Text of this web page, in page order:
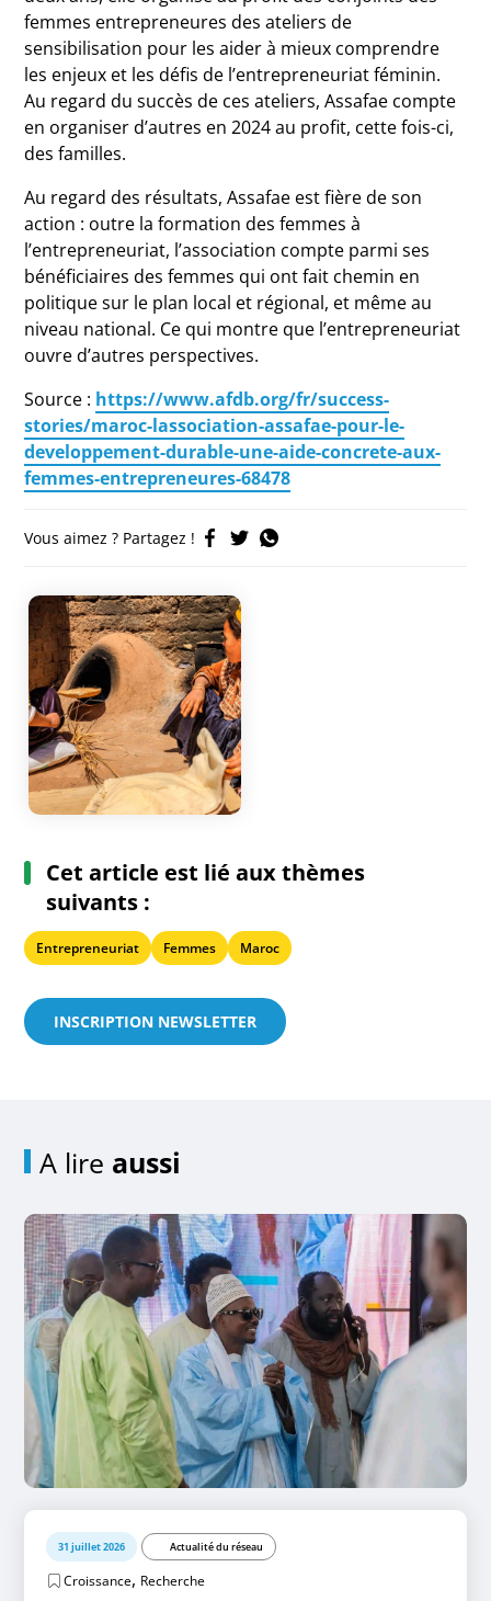
femmes entrepreneures des ateliers de
sensibilisation pour les aider à mieux comprendre
les enjeux et les défis de l’entrepreneuriat féminin.
Au regard du succès de ces ateliers, Assafae compte
en organiser d’autres en 2024 au profit, cette fois-ci,
des familles.
Au regard des résultats, Assafae est fière de son
action : outre la formation des femmes à
l’entrepreneuriat, l’association compte parmi ses
bénéficiaires des femmes qui ont fait chemin en
politique sur le plan local et régional, et même au
niveau national. Ce qui montre que l’entrepreneuriat
ouvre d’autres perspectives.
Source : https://www.afdb.org/fr/success-
stories/maroc-lassociation-assafae-pour-le-
developpement-durable-une-aide-concrete-aux-
femmes-entrepreneures-68478
Vous aimez ? Partagez !
Cet article est lié aux thèmes
suivants :
Entrepreneuriat Femmes Maroc
INSCRIPTION NEWSLETTER
A lire aussi
31 juillet 2026 Actualité du réseau
Croissance, Recherche